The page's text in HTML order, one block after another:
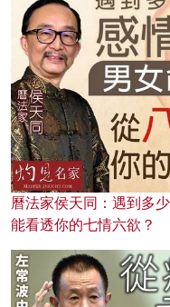
曆法家侯天同：遇到多
能看透你的七情六欲？